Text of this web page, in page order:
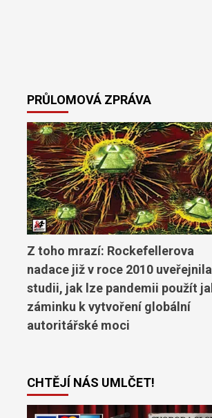
PRŮLOMOVÁ ZPRÁVA
Z toho mrazí: Rockefellerova
nadace již v roce 2010 uveřejnila
studii, jak lze pandemii použít
záminku k vytvoření globální
autoritářské moci
CHTĚJÍ NÁS UMLČET!